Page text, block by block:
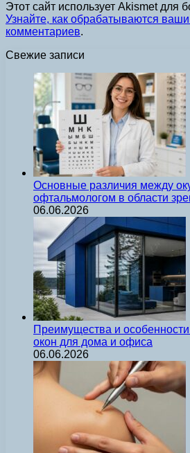
Этот сайт использует Akismet для
Узнайте, как обрабатываются
комментариев.
Свежие записи
Основные различия между
офтальмологом в области
06.06.2026
Преимущества и
окон для дома и офиса
06.06.2026